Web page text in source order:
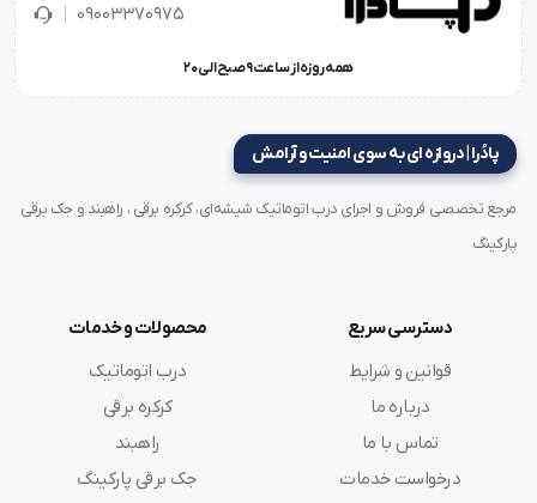
09003370975
همه روزه از ساعت 9 صبح الی 20
پادُرا | دروازه ای به سوی امنیت و آرامش
مرجع تخصصی فروش و اجرای درب اتوماتیک شیشه‌ای، کرکره برقی ، راهبند و جک برقی
پارکینگ
دسترسی سریع
قوانین و شرایط
درباره ما
تماس با ما
درخواست خدمات
محصولات و خدمات
درب اتوماتیک
کرکره برقی
راهبند
جک برقی پارکینگ